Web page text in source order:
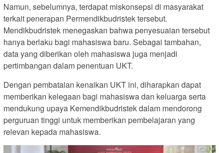
Namun, sebelumnya, terdapat miskonsepsi di masyarakat
terkait penerapan Permendikbudristek tersebut.
Mendikbudristek menegaskan bahwa penyesuaian tersebut
hanya berlaku bagi mahasiswa baru. Sebagai tambahan,
data yang diberikan oleh mahasiswa juga menjadi
pertimbangan dalam penentuan UKT.
Dengan pembatalan kenaikan UKT ini, diharapkan dapat
memberikan kelegaan bagi mahasiswa dan keluarga serta
mendukung upaya Kemendikbudristek dalam mendorong
perguruan tinggi untuk memberikan pembelajaran yang
relevan kepada mahasiswa.